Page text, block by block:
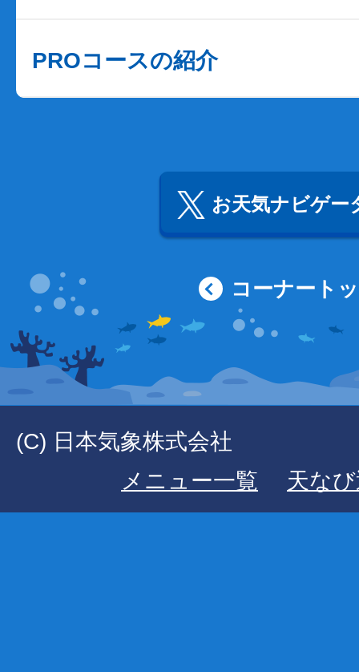
PROコースの紹介
お天気ナビゲー
コーナート
(C) 日本気象株式会社
メニュー一覧
天な